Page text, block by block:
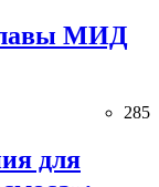
МИД
285
для